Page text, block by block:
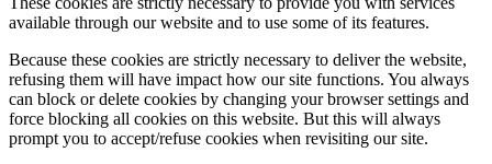
Hírek
Hirdetések
available through our website and to use some of its features.
Because these cookies are strictly necessary to deliver the website,
refusing them will have impact how our site functions. You always
can block or delete cookies by changing your browser settings and
force blocking all cookies on this website. But this will always
prompt you to accept/refuse cookies when revisiting our site.